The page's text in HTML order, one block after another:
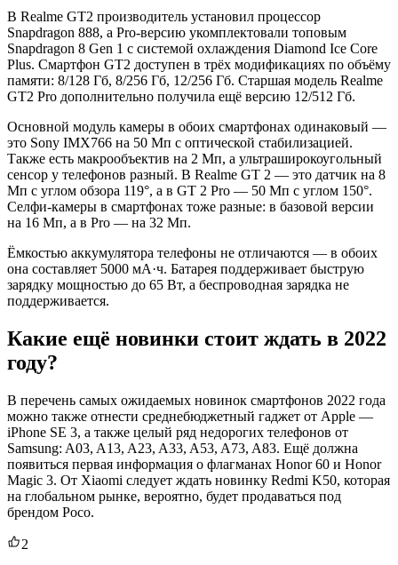
В Realme GT2 производитель установил процессор
Snapdragon 888, а Pro-версию укомплектовали топовым
Snapdragon 8 Gen 1 с системой охлаждения Diamond Ice Core
Plus. Смартфон GT2 доступен в трёх модификациях по объёму
памяти: 8/128 Гб, 8/256 Гб, 12/256 Гб. Старшая модель Realme
GT2 Pro дополнительно получила ещё версию 12/512 Гб.
Основной модуль камеры в обоих смартфонах одинаковый —
это Sony IMX766 на 50 Мп с оптической стабилизацией.
Также есть макрообъектив на 2 Мп, а ультраширокоугольный
сенсор у телефонов разный. В Realme GT 2 — это датчик на 8
Мп с углом обзора 119°, а в GT 2 Pro — 50 Мп с углом 150°.
Селфи-камеры в смартфонах тоже разные: в базовой версии
на 16 Мп, а в Pro — на 32 Мп.
Ёмкостью аккумулятора телефоны не отличаются — в обоих
она составляет 5000 мА·ч. Батарея поддерживает быструю
зарядку мощностью до 65 Вт, а беспроводная зарядка не
поддерживается.
Какие ещё новинки стоит ждать в 2022
году?
В перечень самых ожидаемых новинок смартфонов 2022 года
можно также отнести среднебюджетный гаджет от Apple —
iPhone SE 3, а также целый ряд недорогих телефонов от
Samsung: A03, A13, A23, A33, A53, A73, A83. Ещё должна
появиться первая информация о флагманах Honor 60 и Honor
Magic 3. От Xiaomi следует ждать новинку Redmi K50, которая
на глобальном рынке, вероятно, будет продаваться под
брендом Poco.
2